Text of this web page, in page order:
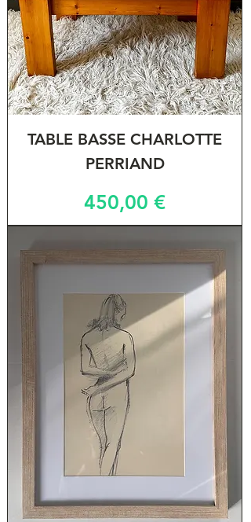
TABLE BASSE CHARLOTTE
PERRIAND
Prix
450,00 €